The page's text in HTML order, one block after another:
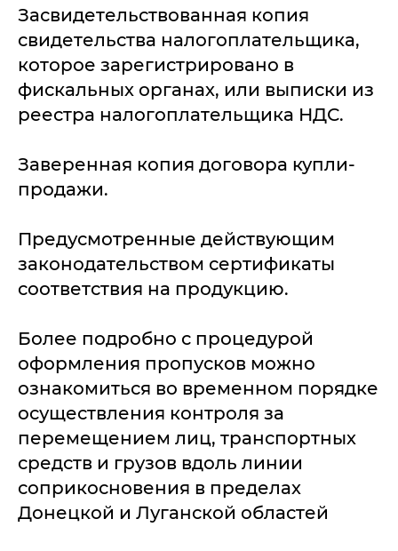
Засвидетельствованная копия
свидетельства налогоплательщика,
которое зарегистрировано в
фискальных органах, или выписки из
реестра налогоплательщика НДС.
Заверенная копия договора купли-
продажи.
Предусмотренные действующим
законодательством сертификаты
соответствия на продукцию.
Более подробно с процедурой
оформления пропусков можно
ознакомиться во временном порядке
осуществления контроля за
перемещением лиц, транспортных
средств и грузов вдоль линии
соприкосновения в пределах
Донецкой и Луганской областей